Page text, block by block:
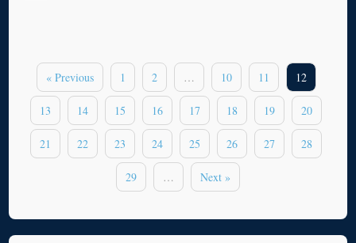
« Previous 1 2 … 10 11 12
13 14 15 16 17 18 19 20
21 22 23 24 25 26 27 28
29 … Next »